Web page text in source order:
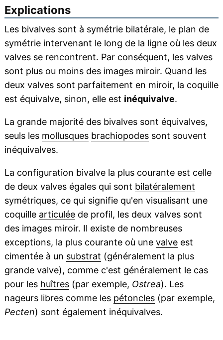
Explications
Les bivalves sont à symétrie bilatérale, le plan de
symétrie intervenant le long de la ligne où les deux
valves se rencontrent. Par conséquent, les valves
sont plus ou moins des images miroir. Quand les
deux valves sont parfaitement en miroir, la coquille
est équivalve, sinon, elle est inéquivalve.
La grande majorité des bivalves sont équivalves,
seuls les mollusques brachiopodessont souvent
inéquivalves.
La configuration bivalve la plus courante est celle
de deux valves égales qui sont bilatéralement
symétriques, ce qui signifie qu'en visualisant une
coquille articuléede profil, les deux valves sont
des images miroir. Il existe de nombreuses
exceptions, la plus courante où une valveest
cimentée à un substrat (généralement la plus
grande valve), comme c'est généralement le cas
pour les huîtres(par exemple, Ostrea). Les
nageurs libres comme les pétoncles(par exemple,
Pecten) sont également inéquivalves.